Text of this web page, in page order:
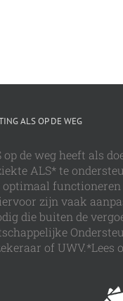
ALS OP DE WEG
de weg heeft als
ALS* te
functioneren
zijn vaak
die buiten de
of UWV.*Lees